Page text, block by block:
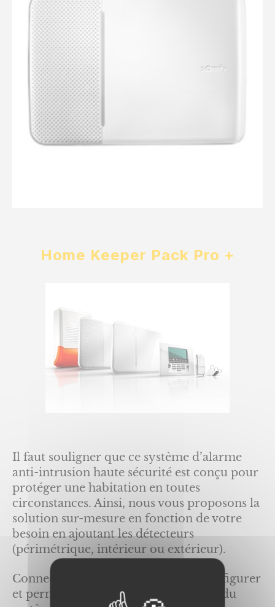
Home Keeper Pack Pro +
Il faut souligner que ce système d’alarme
anti-intrusion haute sécurité est conçu pour
protéger une habitation en toutes
circonstances. Ainsi, nous vous proposons la
solution sur-mesure en fonction de votre
besoin en ajoutant les détecteurs
(périmétrique, intérieur ou extérieur).
Connecté, le système est simple à configurer
et permet d’effectuer la maintenance du